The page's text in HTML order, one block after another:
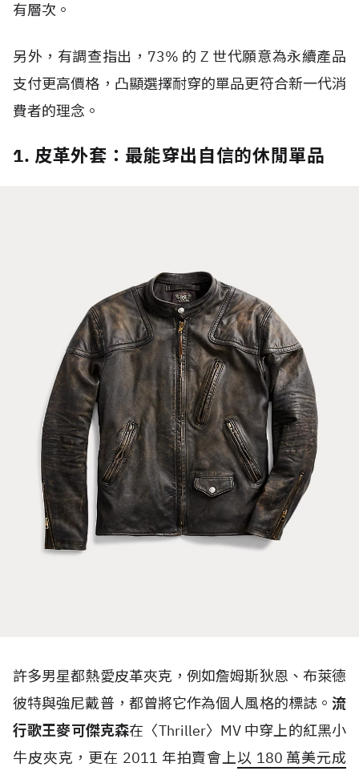
有層次。
另外，有調查指出， 73% 的 Z 世代願意為永續產品
支付更高價格，凸顯選擇耐穿的單品更符合新一代消
費者的理念。
1. 皮革外套：最能穿出自信的休閒單品
許多男星都熱愛皮革夾克，例如詹姆斯狄恩、布萊德
彼特與強尼戴普，都曾將它作為個人風格的標誌。 流
行歌王麥可傑克森在〈Thriller〉 MV 中穿上的紅黑小
牛皮夾克，更在 2011 年拍賣會上以 180 萬美元成